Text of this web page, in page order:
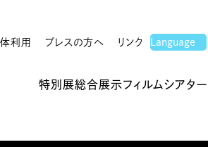
利用 プレスの方へ リンク
特別展総合展示フィルムシアター